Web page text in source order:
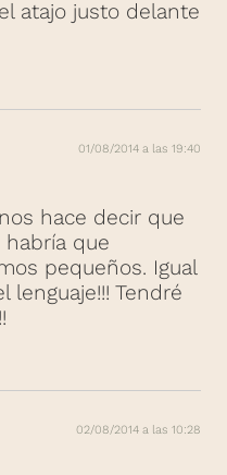
atajo justo delante
01/08/2014 a las 19:40
hace decir que
habría que
pequeños. Igual
lenguaje!!! Tendré
02/08/2014 a las 10:28